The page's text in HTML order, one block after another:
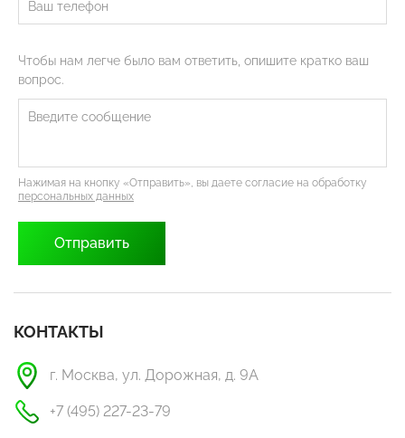
Чтобы нам легче было вам ответить, опишите кратко ваш
вопрос.
Нажимая на кнопку «Отправить», вы даете согласие на обработку
персональных данных
КОНТАКТЫ
г. Москва, ул. Дорожная, д. 9А
+7 (495) 227-23-79